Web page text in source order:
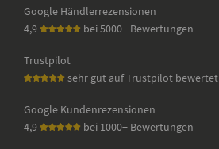
Google Händlerrezensionen
4,9
bei 5000+ Bewertungen
Trustpilot
sehr gut auf Trustpilot bewertet
Google Kundenrezensionen
4,9
bei 1000+ Bewertungen